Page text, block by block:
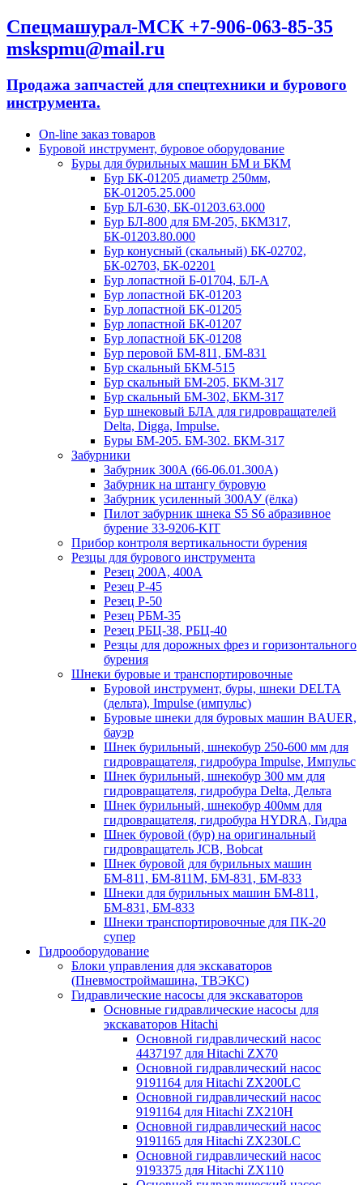
Спецмашурал-МСК +7-906-063-85-35
mskspmu@mail.ru
Продажа запчастей для спецтехники и бурового
инструмента.
On-line заказ товаров
Буровой инструмент, буровое оборудование
Буры для бурильных машин БМ и БКМ
Бур БК-01205 диаметр 250мм,
БК-01205.25.000
Бур БЛ-630, БК-01203.63.000
Бур БЛ-800 для БМ-205, БКМ317,
БК-01203.80.000
Бур конусный (скальный) БК-02702,
БК-02703, БК-02201
Бур лопастной Б-01704, БЛ-А
Бур лопастной БК-01203
Бур лопастной БК-01205
Бур лопастной БК-01207
Бур лопастной БК-01208
Бур перовой БМ-811, БМ-831
Бур скальный БКМ-515
Бур скальный БМ-205, БКМ-317
Бур скальный БМ-302, БКМ-317
Бур шнековый БЛА для гидровращателей
Delta, Digga, Impulse.
Буры БМ-205. БМ-302. БКМ-317
Забурники
Забурник 300А (66-06.01.300А)
Забурник на штангу буровую
Забурник усиленный 300АУ (ёлка)
Пилот забурник шнека S5 S6 абразивное
бурение 33-9206-KIT
Прибор контроля вертикальности бурения
Резцы для бурового инструмента
Резец 200А, 400А
Резец Р-45
Резец Р-50
Резец РБМ-35
Резец РБЦ-38, РБЦ-40
Резцы для дорожных фрез и горизонтального
бурения
Шнеки буровые и транспортировочные
Буровой инструмент, буры, шнеки DELTA
(дельта), Impulse (импульс)
Буровые шнеки для буровых машин BAUER,
бауэр
Шнек бурильный, шнекобур 250-600 мм для
гидровращателя, гидробура Impulse, Импульс
Шнек бурильный, шнекобур 300 мм для
гидровращателя, гидробура Delta, Дельта
Шнек бурильный, шнекобур 400мм для
гидровращателя, гидробура HYDRA, Гидра
Шнек буровой (бур) на оригинальный
гидровращатель JCB, Bobcat
Шнек буровой для бурильных машин
БМ-811, БМ-811М, БМ-831, БМ-833
Шнеки для бурильных машин БМ-811,
БМ-831, БМ-833
Шнеки транспортировочные для ПК-20
супер
Гидрооборудование
Блоки управления для экскаваторов
(Пневмостроймашина, ТВЭКС)
Гидравлические насосы для экскаваторов
Основные гидравлические насосы для
экскаваторов Hitachi
Основной гидравлический насос
4437197 для Hitachi ZX70
Основной гидравлический насос
9191164 для Hitachi ZX200LC
Основной гидравлический насос
9191164 для Hitachi ZX210H
Основной гидравлический насос
9191165 для Hitachi ZX230LC
Основной гидравлический насос
9193375 для Hitachi ZX110